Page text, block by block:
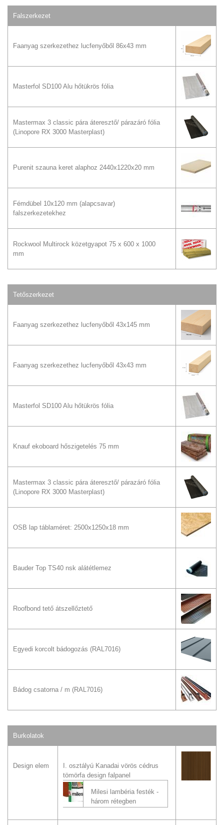
Falszerkezet
Faanyag szerkezethez lucfenyőből 86x43 mm
Masterfol SD100 Alu hőtükrös fólia
Mastermax 3 classic pára áteresztő/ párazáró fólia
(Linopore RX 3000 Masterplast)
Purenit szauna keret alaphoz 2440x1220x20 mm
Fémdübel 10x120 mm (alapcsavar)
falszerkezetekhez
Rockwool Multirock közetgyapot 75 x 600 x 1000
mm
Tetőszerkezet
Faanyag szerkezethez lucfenyőből 43x145 mm
Faanyag szerkezethez lucfenyőből 43x43 mm
Masterfol SD100 Alu hőtükrös fólia
Knauf ekoboard hőszigetelés 75 mm
Mastermax 3 classic pára áteresztő/ párazáró fólia
(Linopore RX 3000 Masterplast)
OSB lap táblaméret: 2500x1250x18 mm
Bauder Top TS40 nsk alátétlemez
Roofbond tető átszellőztető
Egyedi korcolt bádogozás (RAL7016)
Bádog csatorna / m (RAL7016)
Burkolatok
Design elem
I. osztályú Kanadai vörös cédrus
tömörfa design falpanel
Milesi lambéria festék -
három rétegben